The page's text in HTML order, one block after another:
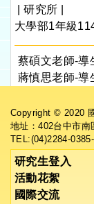
|研究所
大學部1年級
蔡碩文老師-導
蔣慎思老師-導
Copyright © 2020
地址：402台中市南
TEL:(04)2284-
研究生登入
活動花絮
國際交流